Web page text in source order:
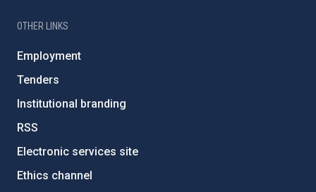
OTHER LINKS
Employment
Tenders
Institutional branding
RSS
Electronic services site
Ethics channel